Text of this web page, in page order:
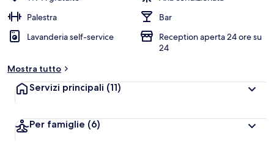
Palestra
Bar
Lavanderia self-service
Reception aperta 24 ore su
24
Mostra tutto
Servizi principali (11)
Per famiglie (6)